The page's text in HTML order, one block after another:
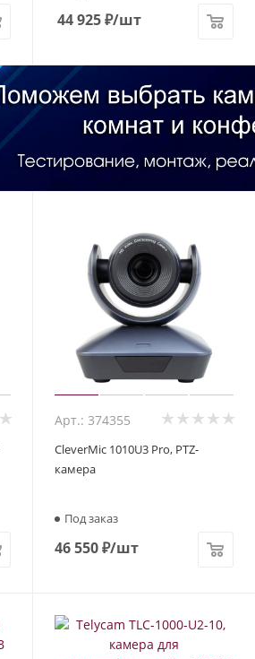
44 925₽/шт
Арт.: 374355
CleverMic 1010U3 Pro, PTZ-
камера
Под заказ
46 550₽/шт